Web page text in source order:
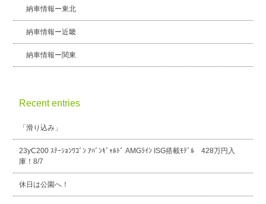
納車情報ー東北
納車情報ー近畿
納車情報ー関東
Recent entries
「滑り込み」
23yC200 ｽﾃｰｼｮﾝﾜｺﾞﾝ ｱﾊﾞﾝｷﾞｬﾙﾄﾞ AMGﾗｲﾝ ISG搭載ﾓﾃﾞﾙ 428万円入
庫！8/7
休日は公園へ！